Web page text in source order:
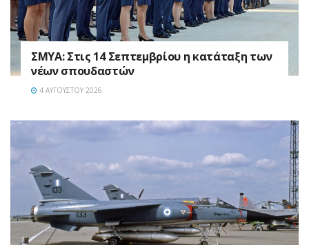
ΣΜΥΑ: Στις 14 Σεπτεμβρίου η κατάταξη των
νέων σπουδαστών
4 ΑΥΓΟΎΣΤΟΥ 2026